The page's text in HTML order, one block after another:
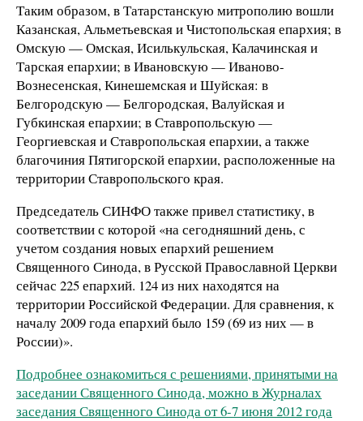
Таким образом, в Татарстанскую митрополию вошли
Казанская, Альметьевская и Чистопольская епархия; в
Омскую — Омская, Исилькульская, Калачинская и
Тарская епархии; в Ивановскую — Иваново-
Вознесенская, Кинешемская и Шуйская: в
Белгородскую — Белгородская, Валуйская и
Губкинская епархии; в Ставропольскую —
Георгиевская и Ставропольская епархии, а также
благочиния Пятигорской епархии, расположенные на
территории Ставропольского края.
Председатель СИНФО также привел статистику, в
соответствии с которой «на сегодняшний день, с
учетом создания новых епархий решением
Священного Синода, в Русской Православной Церкви
сейчас 225 епархий. 124 из них находятся на
территории Российской Федерации. Для сравнения, к
началу 2009 года епархий было 159 (69 из них — в
России)».
Подробнее ознакомиться с решениями, принятыми на
заседании Священного Синода, можно в Журналах
заседания Священного Синода от 6-7 июня 2012 года